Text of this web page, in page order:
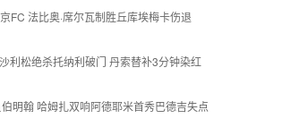
FC 法比奥·席尔瓦制胜丘库埃梅卡伤退
利松绝杀托纳利破门 丹索替补3分钟染红
明翰 哈姆扎双响阿德耶米首秀巴德吉失点